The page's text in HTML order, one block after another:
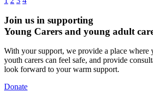
Join us in supporting
Young Carers and young adult
With your support, we provide a place where
youth carers can feel safe, and provide
look forward to your warm support.
Donate